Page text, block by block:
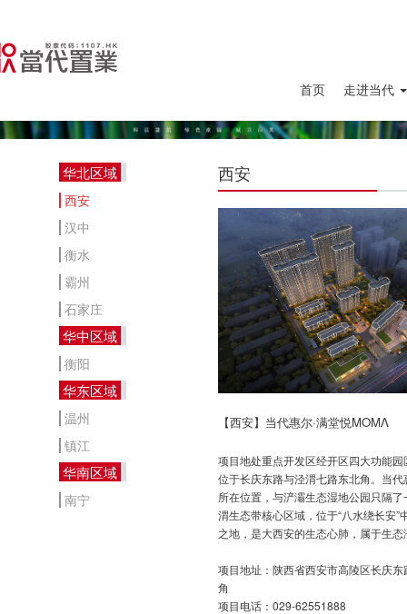
首页 走进当代
华北区域
西安
汉中
衡水
霸州
石家庄
华中区域
衡阳
华东区域
温州
镇江
华南区域
南宁
西安
【西安】当代惠尔·满堂悦MOMΛ
项目地处重点开发区经开区四大功能
位于长庆东路与泾渭七路东北角。当代
所在位置，与浐灞生态湿地公园只隔
渭生态带核心区域，位于“八水绕长安”
之地，是大西安的生态心肺，属于生态
项目地址：陕西省西安市高陵区长庆
角
项目电话：029-62551888